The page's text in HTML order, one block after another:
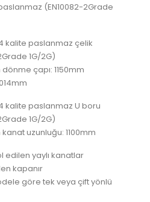
(EN10082-2Grade
kalite paslanmaz çelik
1G/2G)
çapı: 1150mm
kalite paslanmaz U boru
1G/2G)
uzunluğu: 1100mm
edilen yaylı kanatlar
kapanır
göre tek veya çift yönlü